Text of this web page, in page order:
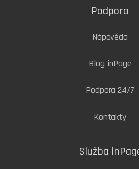
Podpora
Nápověda
Blog inPage
Podpora 24/7
Kontakty
Služba